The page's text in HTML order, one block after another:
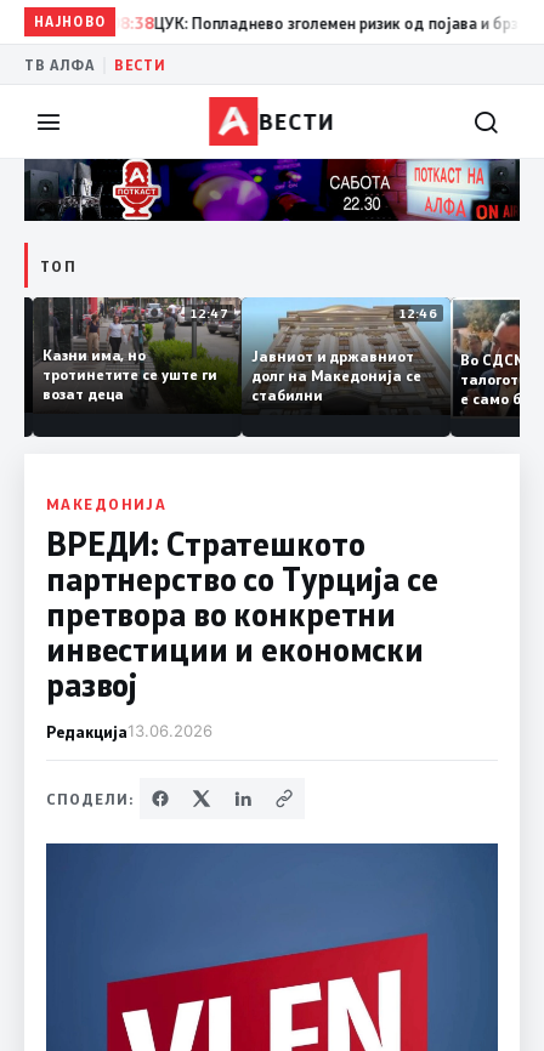
НАЈНОВО
08:38 ЦУК: Попладнево зголемен ризик од појава и брзо
ТВ АЛФА ВЕСТИ
ВЕСТИ
ТОП
и
12:47
Казни има, но
тротинетите се уште ги
возат деца
12:46
Јавниот и државниот
долг на Македонија се
стабилни
Во
е само
копија
Заев
МАКЕДОНИЈА
ВРЕДИ: Стратешкото
партнерство со Турција се
претвора во конкретни
инвестиции и економски
развој
Редакција13.06.2026
СПОДЕЛИ: